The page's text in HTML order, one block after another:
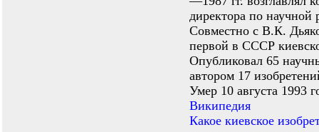
директора по научной
Совместно с В.К.
первой в СССР
Опубликовал 65
автором 17
Умер 10 августа 1993
Википедия
Какое киевское